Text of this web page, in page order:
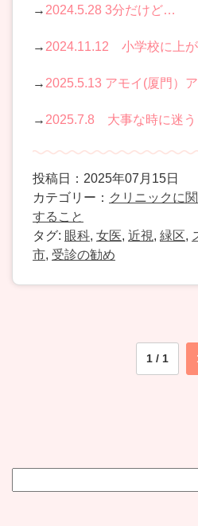
→ 2024.5.28 3分だけど…
→ 2024.11.12 小学校に上が
→ 2025.5.13 アモイ(厦門）
→ 2025.7.8 大事な時に迷う
投稿日：2025年07月15日
カテゴリー： クリニックに
すること
タグ: 眼科, 女医, 近視, 緑区,
市, 受診の勧め
1 / 1
イ
索